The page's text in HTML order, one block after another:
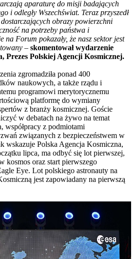
aparaturę do misji badających
i odległy Wszechświat. Teraz przyszedł
obrazy powierzchni
na potrzeby państwa i
na Forum pokazały, że nasz sektor jest
– skomentował wydarzenie
Prezes Polskiej Agencji Kosmicznej.
zgromadziła ponad 400
naukowych, a także rządu i
programowi merytorycznemu
platformę do wymiany
z branży kosmicznej. Goście
w debatach na żywo na temat
współpracy z podmiotami
związanych z bezpieczeństwem w
wskazuje Polska Agencja Kosmiczna,
lipca, ma odbyć się lot pierwszej,
kosmos oraz start pierwszego
Eye. Lot polskiego astronauty na
jest zapowiadany na pierwszą